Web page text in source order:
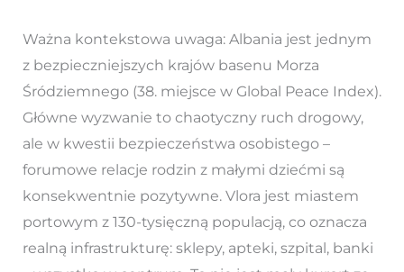
Ważna kontekstowa uwaga: Albania jest jednym
z bezpieczniejszych krajów basenu Morza
Śródziemnego (38. miejsce w Global Peace Index).
Główne wyzwanie to chaotyczny ruch drogowy,
ale w kwestii bezpieczeństwa osobistego –
forumowe relacje rodzin z małymi dziećmi są
konsekwentnie pozytywne. Vlora jest miastem
portowym z 130-tysięczną populacją, co oznacza
realną infrastrukturę: sklepy, apteki, szpital, banki